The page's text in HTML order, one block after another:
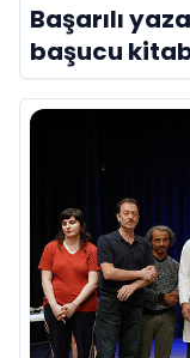
Başarılı
başucu
yerini aldı